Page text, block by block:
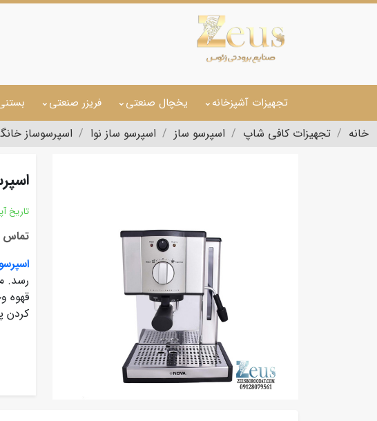
تجهیزات آشپزخانه یخچال صنعتی فریزر صنعتی
خانه تجهیزات کافی شاپ اسپرسو ساز اسپرسو ساز نوا اسپرسوساز خانگی
تاریخ
تماس
قهوه
کردن